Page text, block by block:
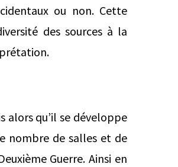
ou non. Cette
des sources à la
alors qu’il se développe
nombre de salles et de
Guerre. Ainsi en